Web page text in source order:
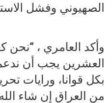
الصهيوني وفشل
وأكد العامري ، “نحن
العشرين يجب أن
بكل قوانا، ورايات
من العراق إن شاء